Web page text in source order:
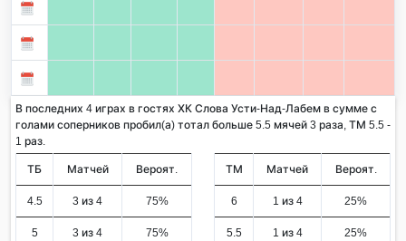
В последних 4 играх в гостях ХК Слова Усти-Над-Лабем в сумме с
голами соперников пробил(а) тотал больше 5.5 мячей 3 раза, ТМ 5.5 -
1 раз.
ТБ Матчей Вероят.
4.5 3 из 4 75%
5 3 из 4 75%
ТМ Матчей Вероят.
6 1 из 4 25%
5.5 1 из 4 25%